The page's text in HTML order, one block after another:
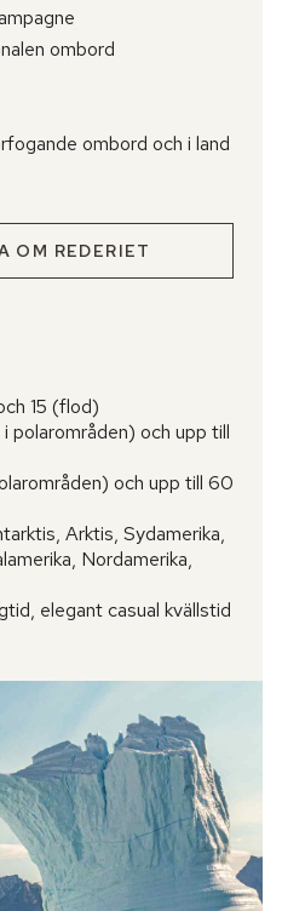
ombord
ombord och i land
OM REDERIET
15 (flod)
polarområden) och upp till
och upp till 60
Arktis, Sydamerika,
Nordamerika,
elegant casual kvällstid